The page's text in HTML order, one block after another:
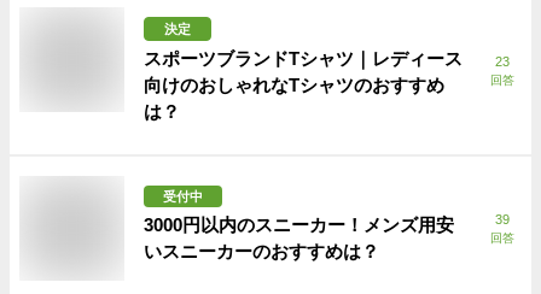
決定
スポーツブランドTシャツ｜レディース
向けのおしゃれなTシャツのおすすめ
は？
23
回答
受付中
3000円以内のスニーカー！メンズ用安
いスニーカーのおすすめは？
39
回答